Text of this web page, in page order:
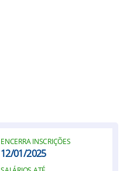
ENCERRA INSCRIÇÕES
12/01/2025